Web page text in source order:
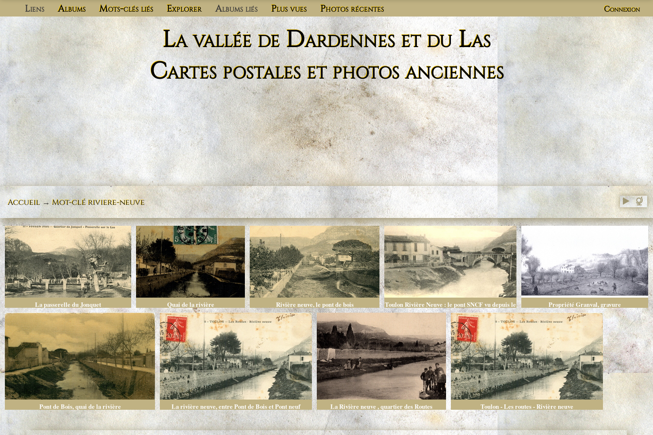
Liens Albums Mots-clés liés Explorer Albums liés Plus vues Photos récentes Connexion
La vallée de Dardennes et du Las
Cartes postales et photos anciennes
Accueil→Mot-clériviere-neuve
La passerelle du Jonquet Quai de la rivière Rivière neuve, le pont de bois
Toulon Rivière Neuve : le pont SNCF vu depuis le
Pont Neuf
Propriété Granval, gravure
Pont de Bois, quai de la rivière La rivière neuve, entre Pont de Bois et Pont neuf La Rivière neuve , quartier des Routes Toulon - Les routes - Rivière neuve